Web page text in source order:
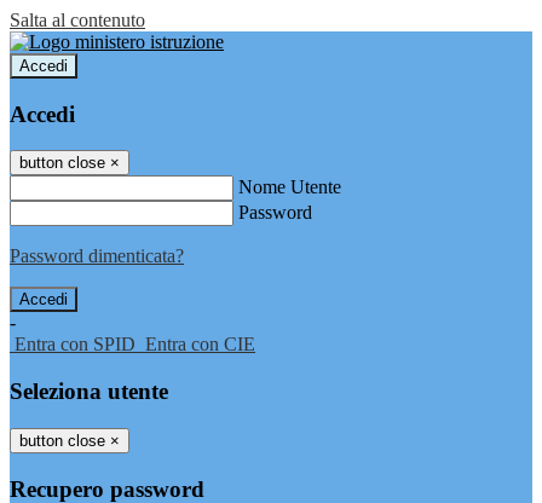
Salta al contenuto
Accedi
Accedi
button close ×
Nome Utente
Password
Password dimenticata?
-
Entra con SPID Entra con CIE
Seleziona utente
button close ×
Recupero password